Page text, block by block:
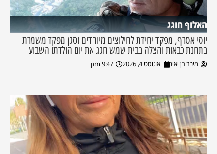
האלוף חוגג
יוסי אסרף, מפקד יחידת לחילוצים מיוחדים וסגן מפקד משמרת
בתחנת כבאות והצלה בבית שמש חגג את יום הולדתו השבוע
מירב בן יאיר אוגוסט 4, 2026 9:47 pm